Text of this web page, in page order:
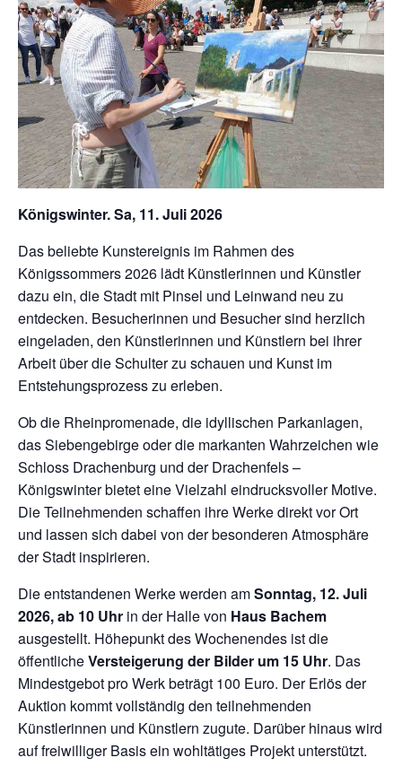
Königswinter. Sa, 11. Juli 2026
Das beliebte Kunstereignis im Rahmen des
Königssommers 2026 lädt Künstlerinnen und Künstler
dazu ein, die Stadt mit Pinsel und Leinwand neu zu
entdecken. Besucherinnen und Besucher sind herzlich
eingeladen, den Künstlerinnen und Künstlern bei ihrer
Arbeit über die Schulter zu schauen und Kunst im
Entstehungsprozess zu erleben.
Ob die Rheinpromenade, die idyllischen Parkanlagen,
das Siebengebirge oder die markanten Wahrzeichen wie
Schloss Drachenburg und der Drachenfels –
Königswinter bietet eine Vielzahl eindrucksvoller Motive.
Die Teilnehmenden schaffen ihre Werke direkt vor Ort
und lassen sich dabei von der besonderen Atmosphäre
der Stadt inspirieren.
Die entstandenen Werke werden amSonntag, 12. Juli
2026, ab 10 Uhr in der Halle von Haus Bachem
ausgestellt. Höhepunkt des Wochenendes ist die
öffentlicheVersteigerung der Bilder um 15 Uhr. Das
Mindestgebot pro Werk beträgt 100 Euro. Der Erlös der
Auktion kommt vollständig den teilnehmenden
Künstlerinnen und Künstlern zugute. Darüber hinaus wird
auf freiwilliger Basis ein wohltätiges Projekt unterstützt.